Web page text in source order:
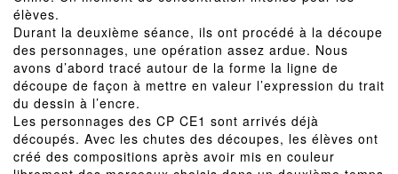
élèves.
Durant la deuxième séance, ils ont procédé à la découpe
des personnages, une opération assez ardue. Nous
avons d’abord tracé autour de la forme la ligne de
découpe de façon à mettre en valeur l’expression du trait
du dessin à l’encre.
Les personnages des CP CE1 sont arrivés déjà
découpés. Avec les chutes des découpes, les élèves ont
créé des compositions après avoir mis en couleur